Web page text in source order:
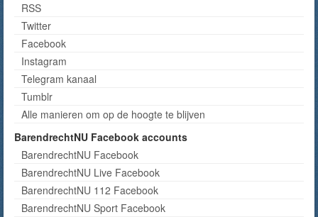
RSS
Twitter
Facebook
Instagram
Telegram kanaal
Tumblr
Alle manieren om op de hoogte te blijven
BarendrechtNU Facebook accounts
BarendrechtNU Facebook
BarendrechtNU Live Facebook
BarendrechtNU 112 Facebook
BarendrechtNU Sport Facebook